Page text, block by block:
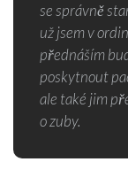
se správně
už jsem v
přednáším
poskytnout
ale také jim
o zuby.